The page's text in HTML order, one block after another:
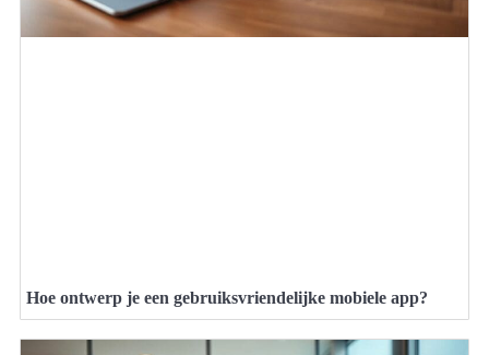
Hoe ontwerp je een gebruiksvriendelijke mobiele app?